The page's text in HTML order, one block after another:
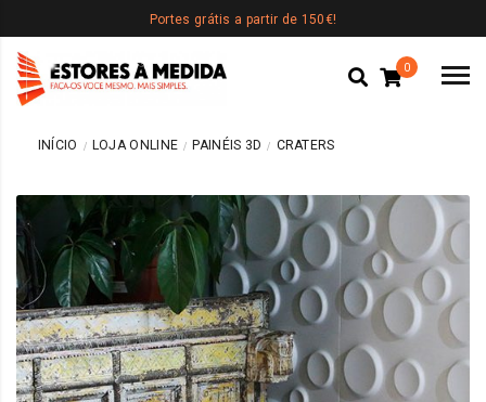
Portes grátis a partir de 150€!
0
INÍCIO LOJA ONLINE PAINÉIS 3D CRATERS